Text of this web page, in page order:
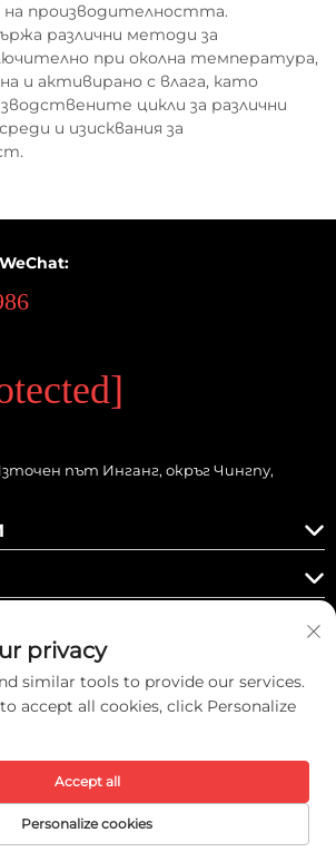
производителността.
различни методи за
при околна температура,
и активирано с влага, като
цикли за различни
и изисквания за
път Инганг, окръг Чингпу,
Следете ни
Kaiwei Intelligent Technology (Shanghai) Co.,
privacy
similar tools to provide our services.
accept all cookies, click Personalize
Personalize cookies
Accept all